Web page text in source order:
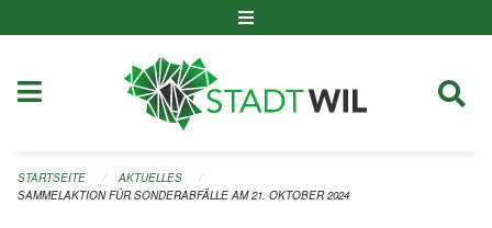
STARTSEITE
AKTUELLES
SAMMELAKTION FÜR SONDERABFÄLLE AM 21. OKTOBER 2024